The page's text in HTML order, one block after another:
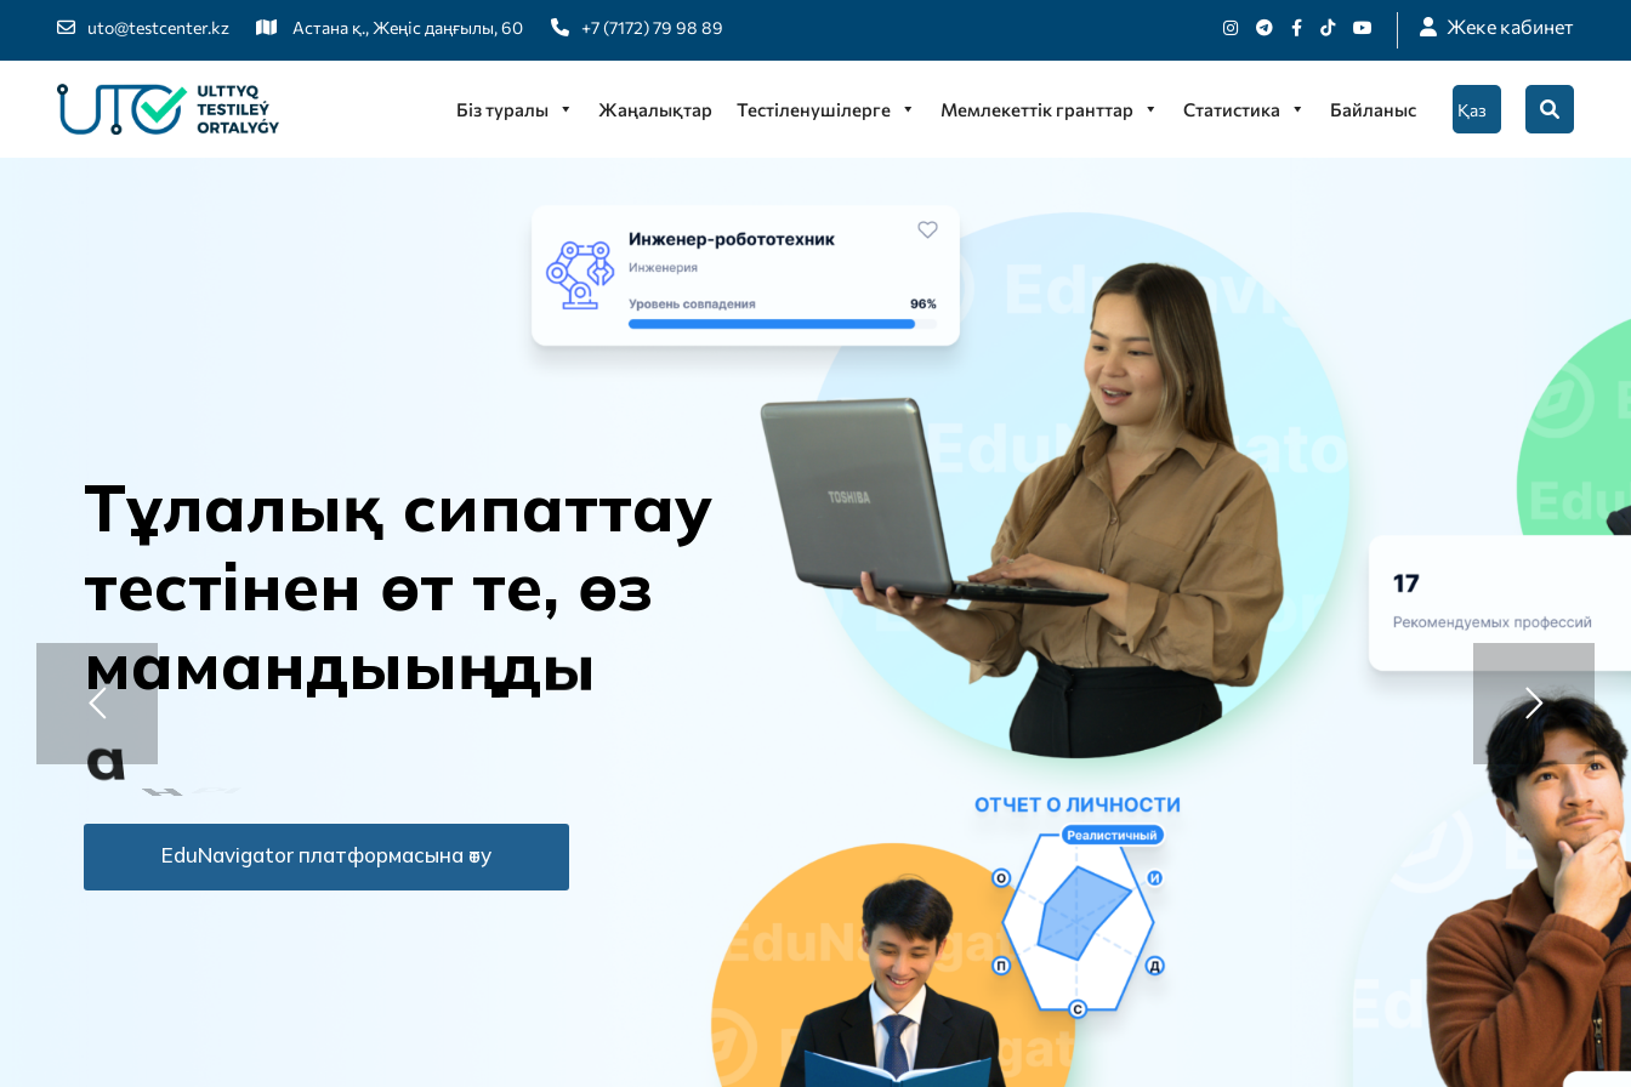
uto@testcenter.kz Астана қ., Жеңіс даңғылы, 60 +7 (7172) 79 98 89 Жеке кабинет
Біз туралы Жаңалықтар Тестіленушілерге Мемлекеттік гранттар Статистика Байланыс
Тұлалық сипаттау
тестінен өт те, өз
мамандыыңды
ан
EduNavigator платформасына өту